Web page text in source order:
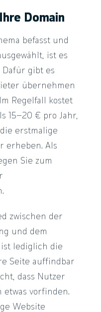
Domain
befasst und
ist es
gibt es
übernehmen
Regelfall kostet
15–20 € pro Jahr,
erstmalige
erheben. Als
Sie zum
zwischen der
und dem
lediglich die
Seite auffindbar
dass Nutzer
etwas vorfinden.
Website